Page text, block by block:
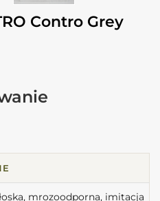
Contro Grey
mrozoodporna, imitacja